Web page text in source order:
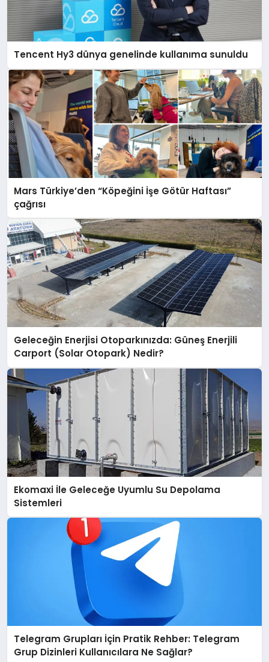
Tencent Hy3 dünya genelinde kullanıma sunuldu
Mars Türkiye’den “Köpeğini İşe Götür Haftası”
çağrısı
Geleceğin Enerjisi Otoparkınızda: Güneş Enerjili
Carport (Solar Otopark) Nedir?
Ekomaxi İle Geleceğe Uyumlu Su Depolama
Sistemleri
Telegram Grupları İçin Pratik Rehber: Telegram
Grup Dizinleri Kullanıcılara Ne Sağlar?